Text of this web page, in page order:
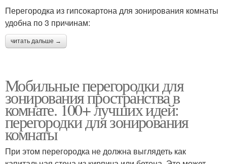
Перегородка из гипсокартона для зонирования комнаты
удобна по 3 причинам:
читать дальше →
Мобильные перегородки для
зонирования пространства в
комнате. 100+ лучших идей:
перегородки для зонирования
комнаты
При этом перегородка не должна выглядеть как